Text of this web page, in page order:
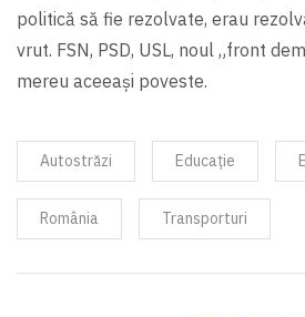
politică să fie rezolvate, erau
vrut. FSN, PSD, USL, noul „front
mereu aceeaşi poveste.
Autostrăzi Educație
România Transporturi